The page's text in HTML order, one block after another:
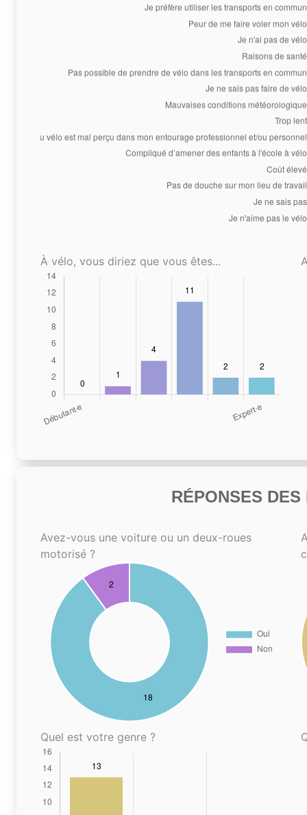
À vélo, vous diriez que vous êtes...
RÉPONSES
Avez-vous une voiture ou un deux-roues
motorisé ?
Quel est votre genre ?